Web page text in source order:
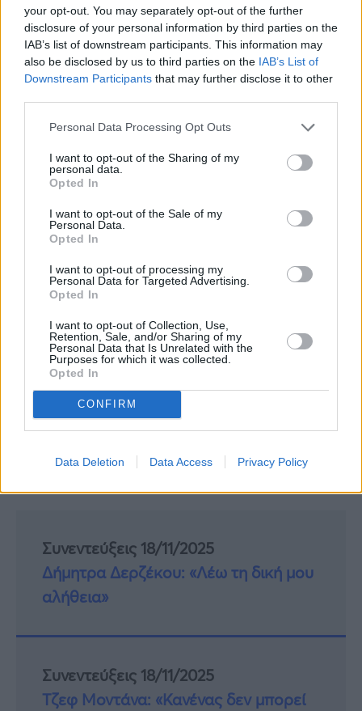
your opt-out. You may separately opt-out of the further
disclosure of your personal information by third parties on the
IAB’s list of downstream participants. This information may
also be disclosed by us to third parties on the IAB’s List of
Downstream Participants that may further disclose it to other
Personal Data Processing Opt Outs
I want to opt-out of the Sharing of my
personal data.
Opted In
I want to opt-out of the Sale of my
Personal Data.
Opted In
I want to opt-out of processing my
Personal Data for Targeted Advertising.
Opted In
I want to opt-out of Collection, Use,
Retention, Sale, and/or Sharing of my
Personal Data that Is Unrelated with the
Purposes for which it was collected.
Opted In
CONFIRM
Data Deletion Data Access Privacy Policy
Συνεντεύξεις 18/11/2025
Δήμητρα Δερζέκου: «Λέω τη δική μου
αλήθεια»
Συνεντεύξεις 18/11/2025
Τζεφ Μοντάνα: «Κανένας δεν μπορεί